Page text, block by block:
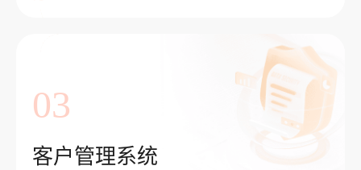
03
客户管理系统